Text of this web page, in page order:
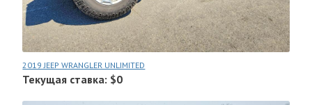
2019 JEEP WRANGLER UNLIMITED
Текущая ставка: $0